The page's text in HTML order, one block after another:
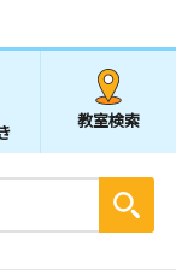
教室検索